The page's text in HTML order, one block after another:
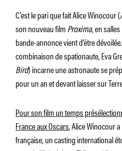
C’est le pari que fait Alice Winocour (
son nouveau filmProxima, en
bande-annonce vient d’être
combinaison de spationaute, Eva
Bird) incarne une astronaute se
pour un an et devant laisser sur
Pour son film un temps
France aux Oscars, Alice Winocour
française, un casting international